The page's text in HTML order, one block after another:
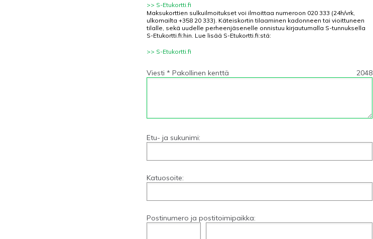
>> S-Etukortti.fi
Maksukorttien sulkuilmoitukset voi ilmoittaa numeroon 020 333 (24h/vrk,
ulkomailta +358 20 333). Käteiskortin tilaaminen kadonneen tai vioittuneen
tilalle, sekä uudelle perheenjäsenelle onnistuu kirjautumalla S-tunnuksella
S-Etukortti.fi:hin. Lue lisää S-Etukortti.fi:stä:
>> S-Etukortti.fi
Viesti * Pakollinen kenttä 2048
Etu- ja sukunimi:
Katuosoite:
Postinumero ja postitoimipaikka: